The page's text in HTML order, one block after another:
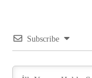
Subscribe